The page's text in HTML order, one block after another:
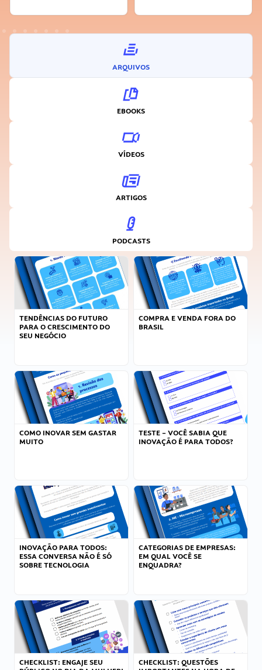
ARQUIVOS
EBOOKS
VÍDEOS
ARTIGOS
PODCASTS
TENDÊNCIAS DO FUTURO
PARA O CRESCIMENTO DO
SEU NEGÓCIO
COMPRA E VENDA FORA DO
BRASIL
COMO INOVAR SEM GASTAR
MUITO
TESTE – VOCÊ SABIA QUE
INOVAÇÃO É PARA TODOS?
INOVAÇÃO PARA TODOS:
ESSA CONVERSA NÃO É SÓ
SOBRE TECNOLOGIA
CATEGORIAS DE EMPRESAS:
EM QUAL VOCÊ SE
ENQUADRA?
CHECKLIST: ENGAJE SEU
CHECKLIST: QUESTÕES